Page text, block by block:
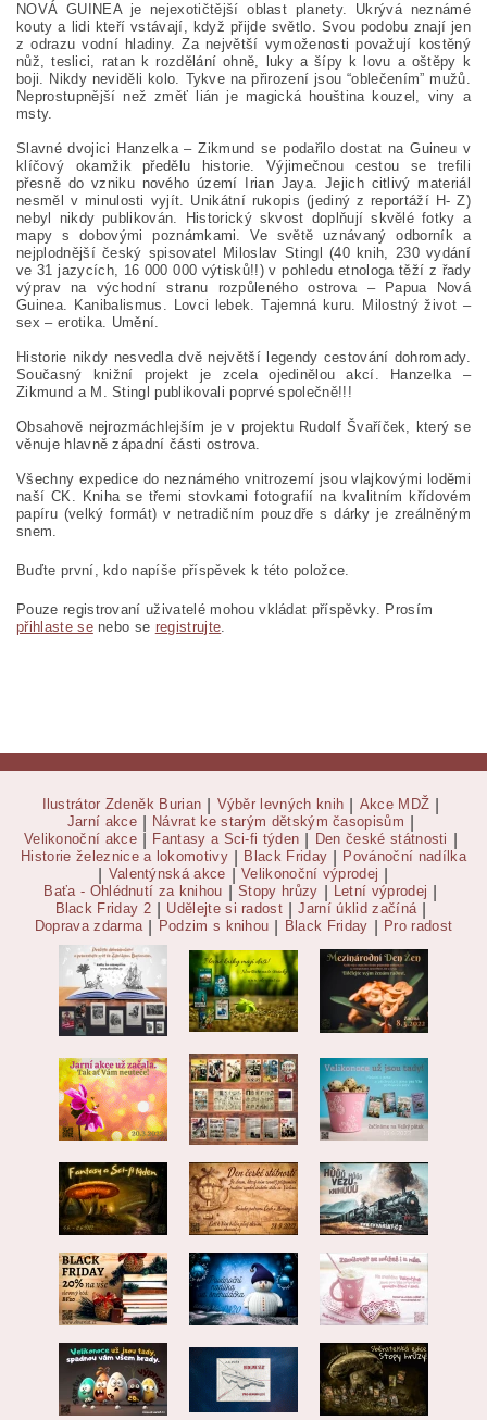
NOVÁ GUINEA je nejexotičtější oblast planety. Ukrývá neznámé
kouty a lidi kteří vstávají, když přijde světlo. Svou podobu znají jen
z odrazu vodní hladiny. Za největší vymoženosti považují kostěný
nůž, teslici, ratan k rozdělání ohně, luky a šípy k lovu a oštěpy k
boji. Nikdy neviděli kolo. Tykve na přirození jsou “oblečením” mužů.
Neprostupnější než změť lián je magická houština kouzel, viny a
msty.
Slavné dvojici Hanzelka – Zikmund se podařilo dostat na Guineu v
klíčový okamžik předělu historie. Výjimečnou cestou se trefili
přesně do vzniku nového území Irian Jaya. Jejich citlivý materiál
nesměl v minulosti vyjít. Unikátní rukopis (jediný z reportáží H- Z)
nebyl nikdy publikován. Historický skvost doplňují skvělé fotky a
mapy s dobovými poznámkami. Ve světě uznávaný odborník a
nejplodnější český spisovatel Miloslav Stingl (40 knih, 230 vydání
ve 31 jazycích, 16 000 000 výtisků!!) v pohledu etnologa těží z řady
výprav na východní stranu rozpůleného ostrova – Papua Nová
Guinea. Kanibalismus. Lovci lebek. Tajemná kuru. Milostný život –
sex – erotika. Umění.
Historie nikdy nesvedla dvě největší legendy cestování dohromady.
Současný knižní projekt je zcela ojedinělou akcí. Hanzelka –
Zikmund a M. Stingl publikovali poprvé společně!!!
Obsahově nejrozmáchlejším je v projektu Rudolf Švaříček, který se
věnuje hlavně západní části ostrova.
Všechny expedice do neznámého vnitrozemí jsou vlajkovými loděmi
naší CK. Kniha se třemi stovkami fotografií na kvalitním křídovém
papíru (velký formát) v netradičním pouzdře s dárky je zreálněným
snem.
Buďte první, kdo napíše příspěvek k této položce.
Pouze registrovaní uživatelé mohou vkládat příspěvky. Prosím
přihlaste senebo se registrujte.
Ilustrátor Zdeněk Burian Výběr levných knih Akce MDŽ
Jarní akce Návrat ke starým dětským časopisům
Velikonoční akce Fantasy a Sci-fi týden Den české státnosti
Historie železnice a lokomotivy Black Friday Povánoční nadílka
Valentýnská akce Velikonoční výprodej
Baťa - Ohlédnutí za knihou Stopy hrůzy Letní výprodej
Black Friday 2 Udělejte si radost Jarní úklid začíná
Doprava zdarma Podzim s knihou Black Friday Pro radost